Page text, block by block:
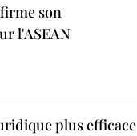
son
l'ASEAN
plus efficace